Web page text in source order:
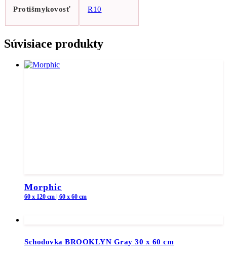
Protišmykovosť R10
Súvisiace produkty
Morphic
60 x 120 cm | 60 x 60 cm
Schodovka BROOKLYN Gray 30 x 60 cm